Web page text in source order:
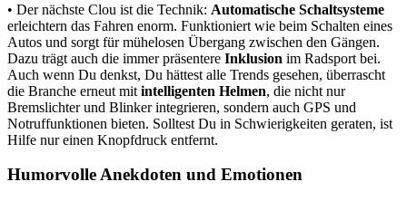
• Der nächste Clou ist die Technik: Automatische Schaltsysteme
erleichtern das Fahren enorm. Funktioniert wie beim Schalten eines
Autos und sorgt für mühelosen Übergang zwischen den Gängen.
Dazu trägt auch die immer präsentere Inklusion im Radsport bei.
Auch wenn Du denkst, Du hättest alle Trends gesehen, überrascht
die Branche erneut mit intelligenten Helmen, die nicht nur
Bremslichter und Blinker integrieren, sondern auch GPS und
Notruffunktionen bieten. Solltest Du in Schwierigkeiten geraten, ist
Hilfe nur einen Knopfdruck entfernt.
Humorvolle Anekdoten und Emotionen